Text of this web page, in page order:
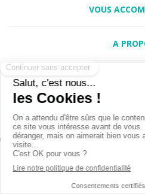
VOUS
A
Marchand approuvé par la Société
vérifier.